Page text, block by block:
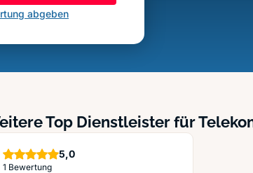
abgeben
Top Dienstleister für
5,0Sterne
1 Bewertung